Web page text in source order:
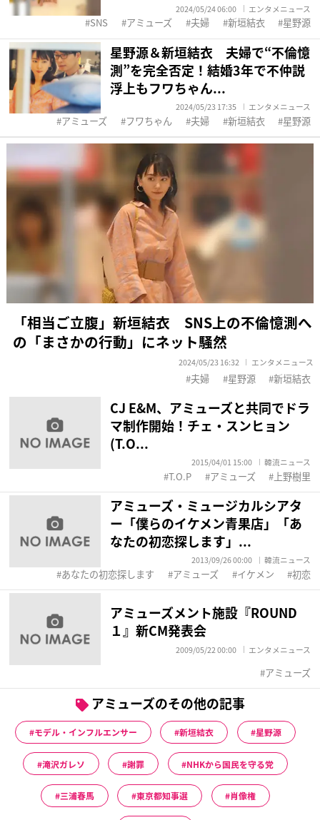
2024/05/24 06:00 エンタメニュース
SNS アミューズ 夫婦 新垣結衣 星野源
星野源＆新垣結衣 夫婦で“不倫憶
測”を完全否定！結婚3年で不仲説
浮上もフワちゃん...
2024/05/23 17:35 エンタメニュース
アミューズ フワちゃん 夫婦 新垣結衣 星野源
「相当ご立腹」新垣結衣 SNS上の不倫憶測へ
の「まさかの行動」にネット騒然
2024/05/23 16:32 エンタメニュース
夫婦 星野源 新垣結衣
CJ E&M、アミューズと共同でドラ
マ制作開始！チェ・スンヒョン
(T.O...
2015/04/01 15:00 韓流ニュース
T.O.P アミューズ 上野樹里
アミューズ・ミュージカルシアタ
ー「僕らのイケメン青果店」「あ
なたの初恋探します」...
2013/09/26 00:00 韓流ニュース
あなたの初恋探します アミューズ イケメン 初恋
アミューズメント施設『ROUND
１』新CM発表会
2009/05/22 00:00 エンタメニュース
アミューズ
アミューズのその他の記事
モデル・インフルエンサー 新垣結衣 星野源
滝沢ガレソ 謝罪 NHKから国民を守る党
三浦春馬 東京都知事選 肖像権